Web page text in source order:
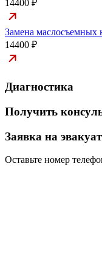
14400 ₽
Замена маслосъемных
14400 ₽
Диагностика
Получить
Заявка на
Оставьте номер